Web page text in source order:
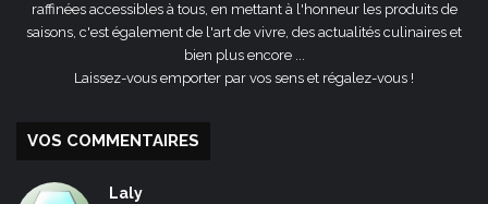
raffinées accessibles à tous, en mettant à l'honneur les produits de
saisons, c'est également de l'art de vivre, des actualités culinaires et
bien plus encore ...
Laissez-vous emporter par vos sens et régalez-vous !
VOS COMMENTAIRES
Laly